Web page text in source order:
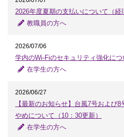
2026年度夏期の支払いについて（経
教職員の方へ
2026/07/06
学内のWi-Fiのセキュリティ強化につ
在学生の方へ
2026/06/27
【最新のお知らせ】台風7号および
やめについて（10：30更新）
在学生の方へ